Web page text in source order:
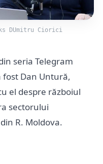
DUmitru Ciorici
seria Telegram
fost Dan Untură,
el despre războiul
sectorului
R. Moldova.